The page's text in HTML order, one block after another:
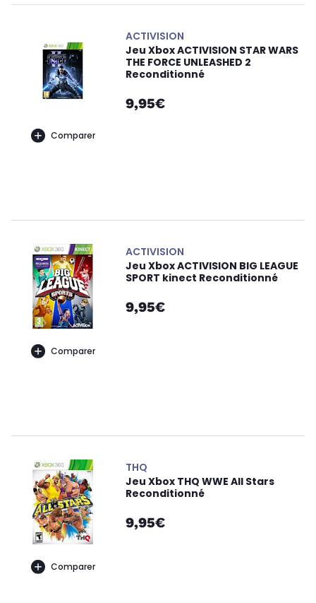
Comparer
ACTIVISION
Jeu Xbox ACTIVISION STAR WARS
THE FORCE UNLEASHED 2
Reconditionné
9,95€
Comparer
ACTIVISION
Jeu Xbox ACTIVISION BIG LEAGUE
SPORT kinect Reconditionné
9,95€
Comparer
THQ
Jeu Xbox THQ WWE All Stars
Reconditionné
9,95€